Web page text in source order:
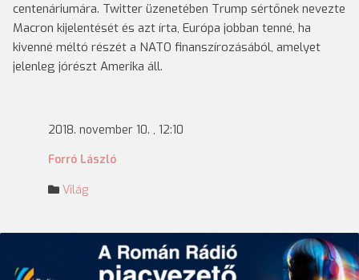
centenáriumára. Twitter üzenetében Trump sértőnek nevezte
Macron kijelentését és azt írta, Európa jobban tenné, ha
kivenné méltó részét a NATO finanszírozásából, amelyet
jelenleg jórészt Amerika áll.
2018. november 10. , 12:10
Forró László
Világ